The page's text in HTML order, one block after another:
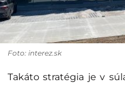
Foto: interez.sk
Takáto stratégia je v